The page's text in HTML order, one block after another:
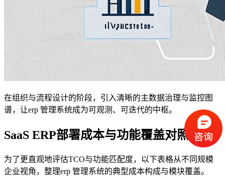
在组织与流程设计的阶段，引入清晰的主数据治理与监控图
谱，让erp 管理系统成为可观测、可迭代的中枢。
SaaS ERP部署成本与功能覆盖对照
为了更直观地评估TCO与功能匹配度，以下表格从不同规模
企业视角，整理erp 管理系统的典型成本构成与模块覆盖。